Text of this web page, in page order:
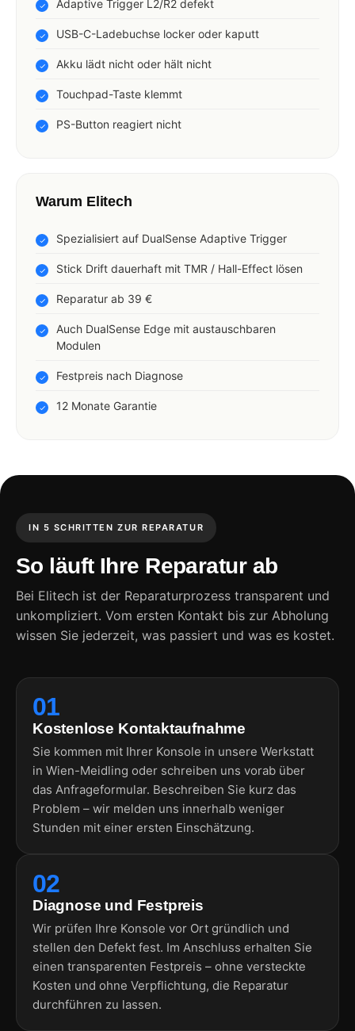
Adaptive Trigger L2/R2 defekt
USB-C-Ladebuchse locker oder kaputt
Akku lädt nicht oder hält nicht
Touchpad-Taste klemmt
PS-Button reagiert nicht
Warum Elitech
Spezialisiert auf DualSense Adaptive Trigger
Stick Drift dauerhaft mit TMR / Hall-Effect lösen
Reparatur ab 39 €
Auch DualSense Edge mit austauschbaren
Modulen
Festpreis nach Diagnose
12 Monate Garantie
IN 5 SCHRITTEN ZUR REPARATUR
So läuft Ihre Reparatur ab
Bei Elitech ist der Reparaturprozess transparent und
unkompliziert. Vom ersten Kontakt bis zur Abholung
wissen Sie jederzeit, was passiert und was es kostet.
01
Kostenlose Kontaktaufnahme
Sie kommen mit Ihrer Konsole in unsere Werkstatt
in Wien-Meidling oder schreiben uns vorab über
das Anfrageformular. Beschreiben Sie kurz das
Problem – wir melden uns innerhalb weniger
Stunden mit einer ersten Einschätzung.
02
Diagnose und Festpreis
Wir prüfen Ihre Konsole vor Ort gründlich und
stellen den Defekt fest. Im Anschluss erhalten Sie
einen transparenten Festpreis – ohne versteckte
Kosten und ohne Verpflichtung, die Reparatur
durchführen zu lassen.